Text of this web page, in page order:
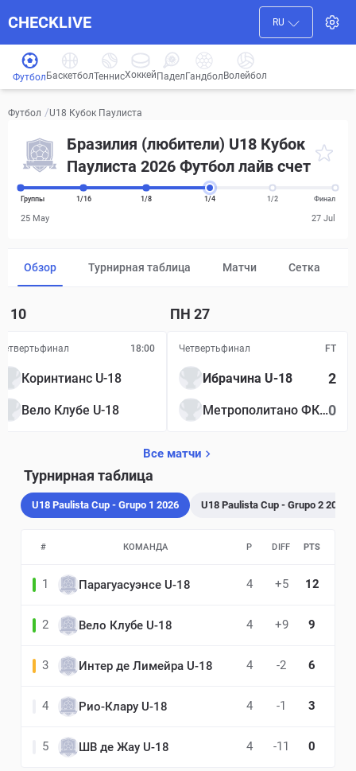
CHECKLIVE RU
Футбол БаскетболТеннисХоккей ПаделГандбол Волейбол
Футбол /U18 Кубок Паулиста
Бразилия (любители) U18 Кубок
Паулиста 2026 Футбол лайв счет
Группы 1/16 1/8 1/4 1/2 Финал
25 May 27 Jul
Обзор Турнирная таблица Матчи Сетка
10
18:00
Коринтианс U-18
Вело Клубе U-18
ПН 27
Четвертьфинал FT
Ибрачина U-18 2
Метрополитано ФК U-180
Все матчи
Турнирная таблица
U18 Paulista Cup - Grupo 1 2026 U18 Paulista Cup - Grupo 2 2026
# КОМАНДА P DIFF PTS
1 Парагуасуэнсе U-18 4 +5 12
2 Вело Клубе U-18 4 +9 9
3 Интер де Лимейра U-18 4 -2 6
4 Рио-Клару U-18 4 -1 3
5 ШВ де Жау U-18 4 -11 0